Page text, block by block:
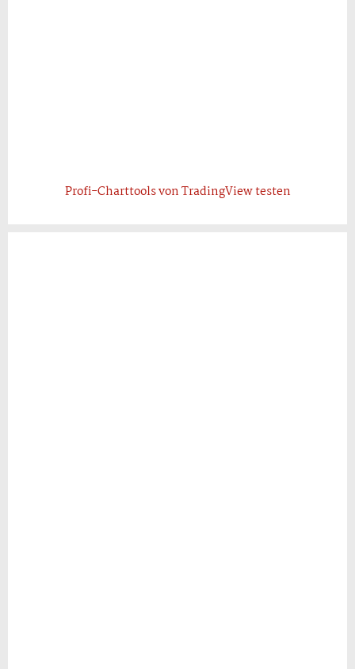
Profi-Charttools von TradingView testen